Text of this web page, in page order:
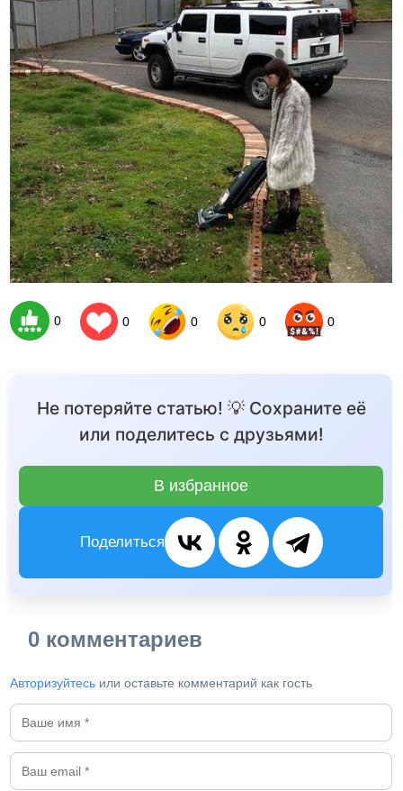
0 0 0 0 0
Не потеряйте статью! 💡 Сохраните её
или поделитесь с друзьями!
В избранное
Поделиться
0 комментариев
Авторизуйтесь или оставьте комментарий как гость